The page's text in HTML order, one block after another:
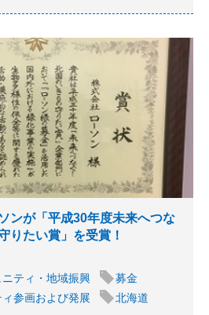
ンが「平成30年度未来へつな
りたい賞」を受賞！
ニティ・地域振興
募金
参画および発展 北海道